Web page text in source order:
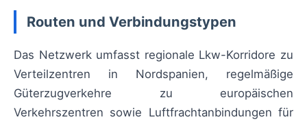
Routen und Verbindungstypen
Das Netzwerk umfasst regionale Lkw-Korridore zu
Verteilzentren in Nordspanien, regelmäßige
Güterzugverkehre zu europäischen
Verkehrszentren sowie Luftfrachtanbindungen für